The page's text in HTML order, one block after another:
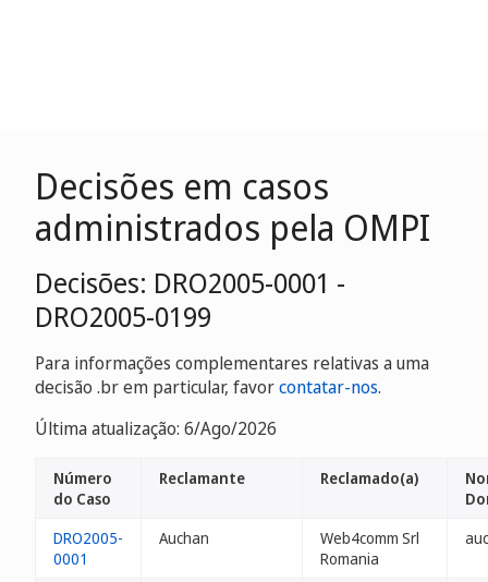
Decisões em casos
administrados pela OMPI
Decisões: DRO2005-0001 -
DRO2005-0199
Para informações complementares relativas a uma
decisão .br em particular, favorcontatar-nos.
Última atualização: 6/Ago/2026
Número
do Caso
Reclamante Reclamado(a)
DRO2005-
0001
Auchan
Web4comm Srl
Romania